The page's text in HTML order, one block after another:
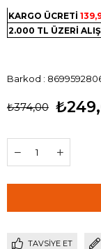
KARGO ÜCRETİ
2.000 TL ÜZERİ
Barkod :
₺374,00
TAVSIYE ET